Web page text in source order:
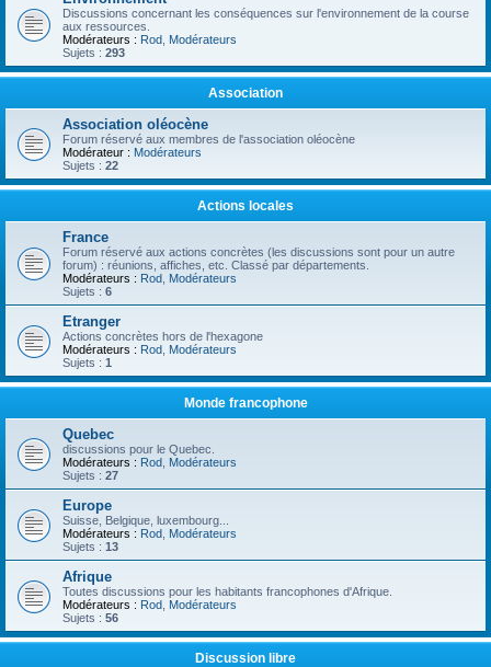
Discussions concernant les conséquences sur l'environnement de la course
aux ressources.
Modérateurs : Rod Modérateurs
Sujets : 293
Association
Association oléocène
Forum réservé aux membres de l'association oléocène
Modérateur : Modérateurs
Sujets : 22
Actions locales
France
Forum réservé aux actions concrètes (les discussions sont pour un autre
forum) : réunions, affiches, etc. Classé par départements.
Modérateurs : Rod Modérateurs
Sujets : 6
Etranger
Actions concrètes hors de l'hexagone
Modérateurs : Rod Modérateurs
Sujets : 1
Monde francophone
Quebec
discussions pour le Quebec.
Modérateurs : Rod Modérateurs
Sujets : 27
Europe
Suisse, Belgique, luxembourg...
Modérateurs : Rod Modérateurs
Sujets : 13
Afrique
Toutes discussions pour les habitants francophones d'Afrique.
Modérateurs : Rod Modérateurs
Sujets : 56
Discussion libre